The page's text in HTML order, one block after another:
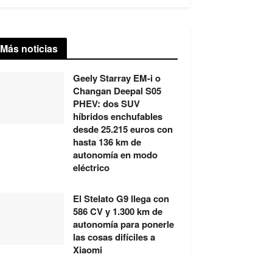
Más noticias
Geely Starray EM-i o
Changan Deepal S05
PHEV: dos SUV
híbridos enchufables
desde 25.215 euros con
hasta 136 km de
autonomía en modo
eléctrico
El Stelato G9 llega con
586 CV y 1.300 km de
autonomía para ponerle
las cosas difíciles a
Xiaomi